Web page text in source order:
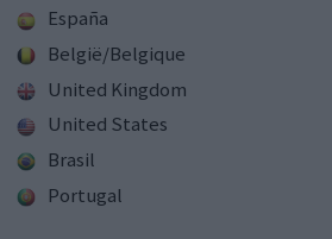
España
België/Belgique
United Kingdom
United States
Brasil
Portugal